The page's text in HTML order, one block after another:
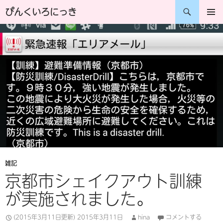
コ
ン
テ
ン
へ
キ
ッ
プ
ぴんくいろにっき
検
索
メインメ
雑記
京都市シェイクアウト訓練
が実施されました。
(2015年3月11日更新) 2015年3月11日 hina コメントする